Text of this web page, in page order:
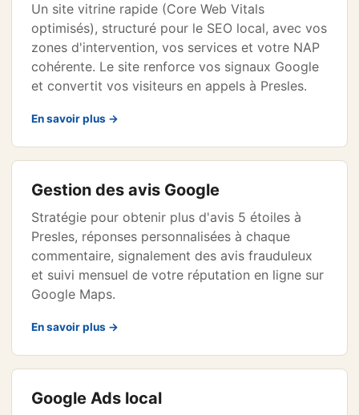
Un site vitrine rapide (Core Web Vitals
optimisés), structuré pour le SEO local, avec vos
zones d'intervention, vos services et votre NAP
cohérente. Le site renforce vos signaux Google
et convertit vos visiteurs en appels à Presles.
En savoir plus →
Gestion des avis Google
Stratégie pour obtenir plus d'avis 5 étoiles à
Presles, réponses personnalisées à chaque
commentaire, signalement des avis frauduleux
et suivi mensuel de votre réputation en ligne sur
Google Maps.
En savoir plus →
Google Ads local